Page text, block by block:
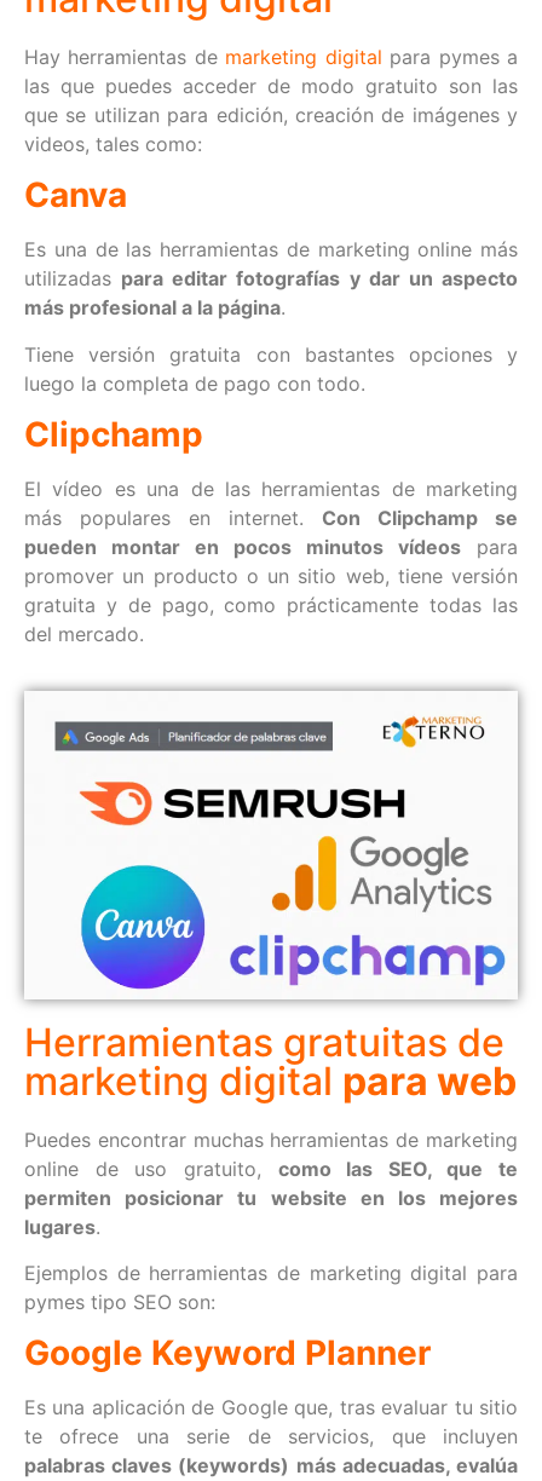
Hay herramientas de marketing digital para pymes a
las que puedes acceder de modo gratuito son las
que se utilizan para edición, creación de imágenes y
videos, tales como:
Canva
Es una de las herramientas de marketing online más
utilizadas para editar fotografías y dar un aspecto
más profesional a la página.
Tiene versión gratuita con bastantes opciones y
luego la completa de pago con todo.
Clipchamp
El vídeo es una de las herramientas de marketing
más populares en internet. Con Clipchamp se
pueden montar en pocos minutos vídeos para
promover un producto o un sitio web, tiene versión
gratuita y de pago, como prácticamente todas las
del mercado.
Herramientas gratuitas de
marketing digital para web
Puedes encontrar muchas herramientas de marketing
online de uso gratuito, como las SEO, que te
permiten posicionar tu website en los mejores
lugares.
Ejemplos de herramientas de marketing digital para
pymes tipo SEO son:
Google Keyword Planner
Es una aplicación de Google que, tras evaluar tu sitio
te ofrece una serie de servicios, que incluyen
palabras claves (keywords) más adecuadas, evalúa